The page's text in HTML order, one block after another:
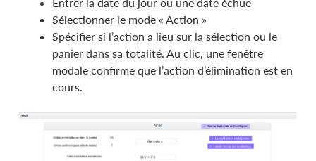
Entrer la date du jour ou une date échue
Sélectionner le mode « Action »
Spécifier si l’action a lieu sur la sélection ou le
panier dans sa totalité. Au clic, une fenêtre
modale confirme que l’action d’élimination est en
cours.